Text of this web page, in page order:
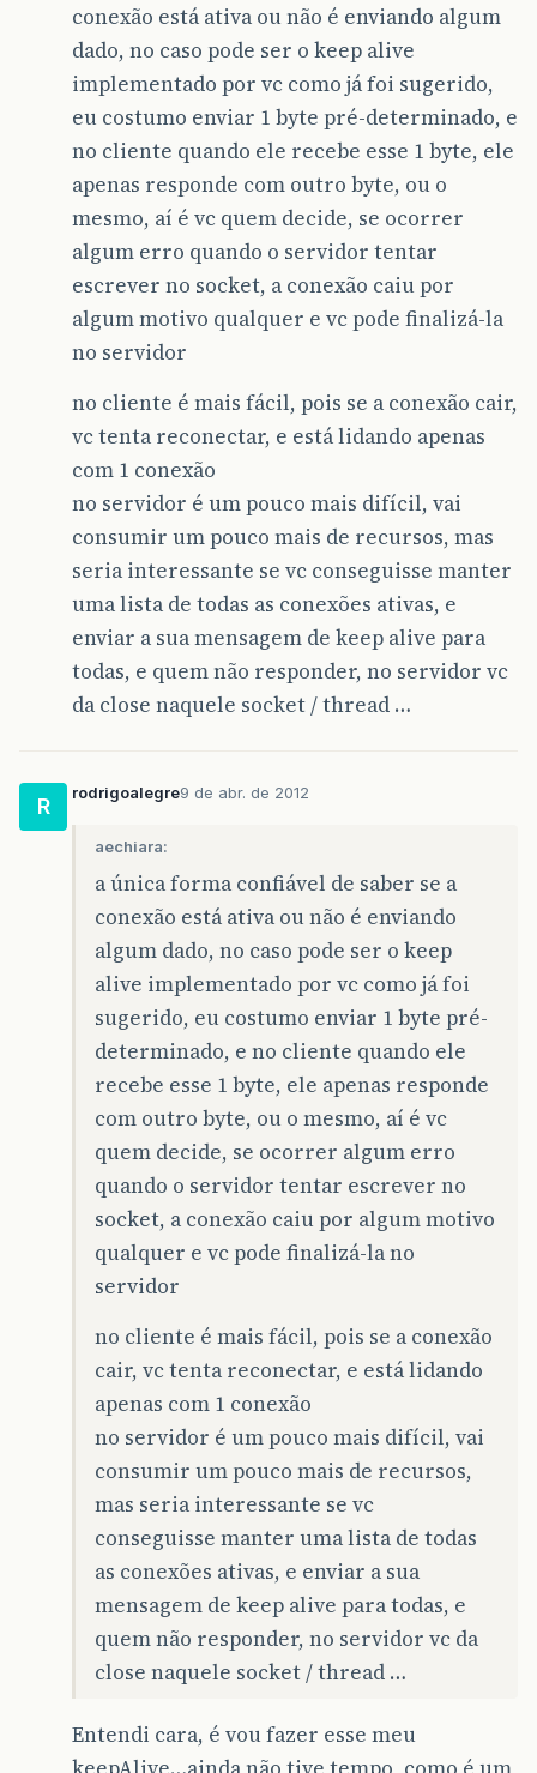
conexão está ativa ou não é enviando algum
dado, no caso pode ser o keep alive
implementado por vc como já foi sugerido,
eu costumo enviar 1 byte pré-determinado, e
no cliente quando ele recebe esse 1 byte, ele
apenas responde com outro byte, ou o
mesmo, aí é vc quem decide, se ocorrer
algum erro quando o servidor tentar
escrever no socket, a conexão caiu por
algum motivo qualquer e vc pode finalizá-la
no servidor
no cliente é mais fácil, pois se a conexão cair,
vc tenta reconectar, e está lidando apenas
com 1 conexão
no servidor é um pouco mais difícil, vai
consumir um pouco mais de recursos, mas
seria interessante se vc conseguisse manter
uma lista de todas as conexões ativas, e
enviar a sua mensagem de keep alive para
todas, e quem não responder, no servidor vc
da close naquele socket / thread …
R
rodrigoalegre9 de abr. de 2012
aechiara:
a única forma confiável de saber se a
conexão está ativa ou não é enviando
algum dado, no caso pode ser o keep
alive implementado por vc como já foi
sugerido, eu costumo enviar 1 byte pré-
determinado, e no cliente quando ele
recebe esse 1 byte, ele apenas responde
com outro byte, ou o mesmo, aí é vc
quem decide, se ocorrer algum erro
quando o servidor tentar escrever no
socket, a conexão caiu por algum motivo
qualquer e vc pode finalizá-la no
servidor
no cliente é mais fácil, pois se a conexão
cair, vc tenta reconectar, e está lidando
apenas com 1 conexão
no servidor é um pouco mais difícil, vai
consumir um pouco mais de recursos,
mas seria interessante se vc
conseguisse manter uma lista de todas
as conexões ativas, e enviar a sua
mensagem de keep alive para todas, e
quem não responder, no servidor vc da
close naquele socket / thread …
Entendi cara, é vou fazer esse meu